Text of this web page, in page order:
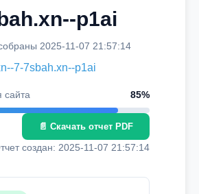
p1ai
2025-11-07 21:57:14
7-7sbah.xn--p1ai
сайта 85%
📄 Скачать отчет PDF
создан: 2025-11-07 21:57:14